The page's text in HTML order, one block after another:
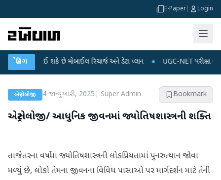
E-Paper Login
બ્રેકિંગ
મોંઘું થઈ શકે છે મોબાઈલ રિચાર્જ અને ડેટા પ્લાન ● UGC-NET પરીક્ષા લીકના
એસ્ટ્રોલોજી 4 જાન્યુઆરી, 2025 Super Admin Bookmark
એસ્ટ્રોલોજી/ આધુનિક જીવનમાં જ્યોતિષશાસ્ત્રની શક્તિ
તાજેતરના વર્ષોમાં જ્યોતિષશાસ્ત્રની લોકપ્રિયતામાં પુનરુત્થાન જોવા
મળ્યું છે, લોકો તેમના જીવનના વિવિધ પાસાઓ પર માર્ગદર્શન માટે તેની